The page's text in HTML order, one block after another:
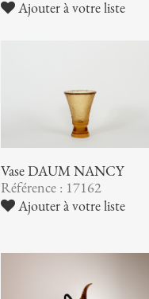
Ajouter à votre liste
Vase DAUM NANCY
Référence : 17162
Ajouter à votre liste